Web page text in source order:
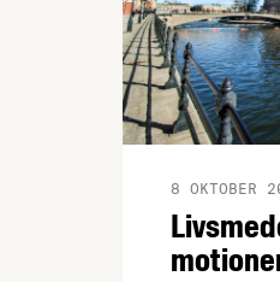
8 OKTOBER